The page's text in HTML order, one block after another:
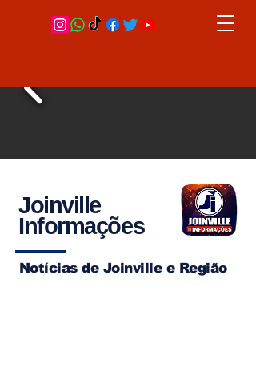
Joinville
Informações
Notícias de Joinville e Região